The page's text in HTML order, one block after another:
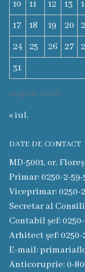
Floreşti
Imnul
Oraşului
Profilul
Cetăţeni
de
onoare
august 2026
10
11 12 13
17
18 19 20
24
25 26 27
31
« iul.
DATE DE CONTACT
MD-5001, or.
Primar: 0250-2-59-
Viceprimar: 0250-
Secretar al
Contabil șef:
Arhitect şef: 0250-
E-mail:
Anticoruprie: 0-